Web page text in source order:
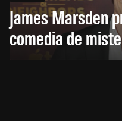
James Marsden
comedia de